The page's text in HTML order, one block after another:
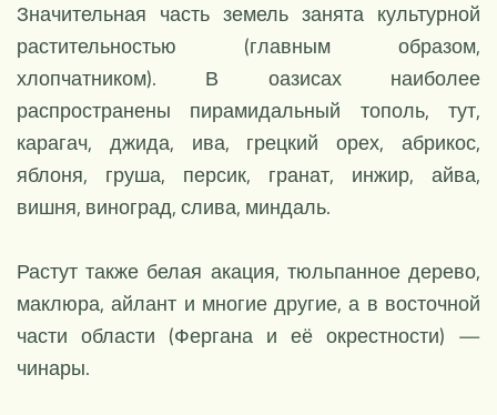
Значительная часть земель занята культурной
растительностью (главным образом,
хлопчатником). В оазисах наиболее
распространены пирамидальный тополь, тут,
карагач, джида, ива, грецкий орех, абрикос,
яблоня, груша, персик, гранат, инжир, айва,
вишня, виноград, слива, миндаль.
Растут также белая акация, тюльпанное дерево,
маклюра, айлант и многие другие, а в восточной
части области (Фергана и её окрестности) —
чинары.